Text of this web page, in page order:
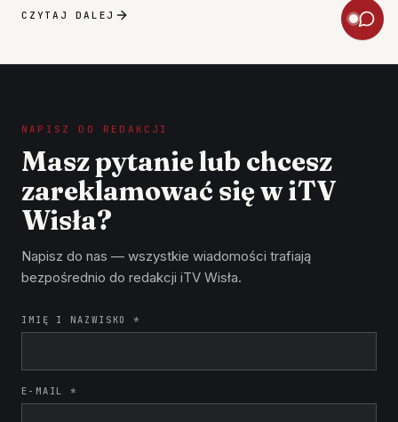
CZYTAJ DALEJ
NAPISZ DO REDAKCJI
Masz pytanie lub chcesz
zareklamować się w iTV
Wisła?
Napisz do nas — wszystkie wiadomości trafiają
bezpośrednio do redakcji iTV Wisła.
IMIĘ I NAZWISKO *
E-MAIL *